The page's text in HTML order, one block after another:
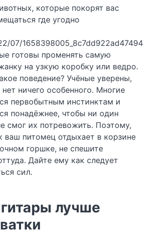
07/
готовы променять самую
на узкую коробку или ведро.
поведение? Учёные уверены,
ничего особенного. Многие
первобытным инстинктам и
понадёжнее, чтобы ни один
смог их потревожить. Поэтому,
ваш питомец отдыхает в корзине
горшке, не спешите
Дайте ему как следует
сил.
лучше